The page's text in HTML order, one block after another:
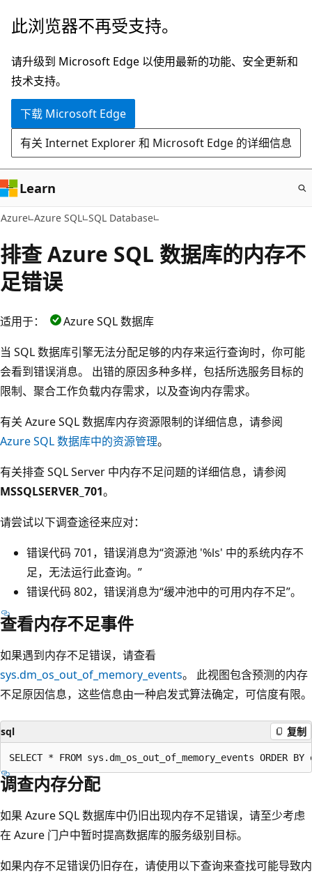
跳
主
要
内
此浏览器不再受支持。
请升级到 Microsoft Edge 以使用最新的功能、安全更新和
技术支持。
下载 Microsoft Edge
有关 Internet Explorer 和 Microsoft Edge 的详细信息
Learn
Azure Azure SQL SQL Database
排查 Azure SQL 数据库的内存不
足错误
适用于：
Azure SQL 数据库
当 SQL 数据库引擎无法分配足够的内存来运行查询时，你可能
会看到错误消息。 出错的原因多种多样，包括所选服务目标的
限制、聚合工作负载内存需求，以及查询内存需求。
有关 Azure SQL 数据库内存资源限制的详细信息，请参阅
Azure SQL 数据库中的资源管理。
有关排查 SQL Server 中内存不足问题的详细信息，请参阅
MSSQLSERVER_701。
请尝试以下调查途径来应对：
错误代码 701，错误消息为“资源池 '%ls' 中的系统内存不
足，无法运行此查询。”
错误代码 802，错误消息为“缓冲池中的可用内存不足”。
查看内存不足事件
如果遇到内存不足错误，请查看
sys.dm_os_out_of_memory_events。 此视图包含预测的内存
不足原因信息，这些信息由一种启发式算法确定，可信度有限。
sql 复制
调查内存分配
如果 Azure SQL 数据库中仍旧出现内存不足错误，请至少考虑
在 Azure 门户中暂时提高数据库的服务级别目标。
如果内存不足错误仍旧存在，请使用以下查询来查找可能导致内